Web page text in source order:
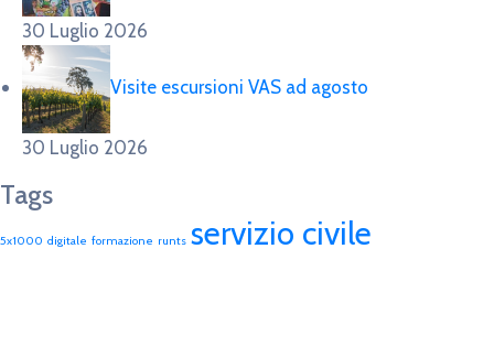
30 Luglio 2026
Visite escursioni VAS ad agosto
30 Luglio 2026
Tags
5x1000 digitale formazione runts servizio civile